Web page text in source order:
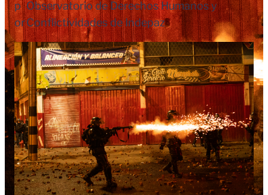
p
or
Observatorio de Derechos Humanos y
Conflictividades de Indepaz